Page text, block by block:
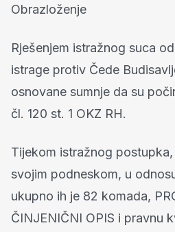
Obrazloženje
Rješenjem istražnog suca
istrage protiv Čede
osnovane sumnje da su
čl. 120 st. 1 OKZ RH.
Tijekom istražnog
svojim podneskom, u
ukupno ih je 82 komada,
ČINJENIČNI OPIS i pravnu